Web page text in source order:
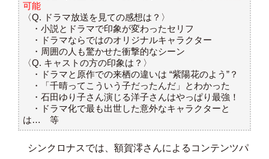
可能
〈Q. ドラマ放送を見ての感想は？〉
・小説とドラマで印象が変わったセリフ
・ドラマならではのオリジナルキャラクター
・周囲の人も驚かせた衝撃的なシーン
〈Q. キャストの方の印象は？〉
・ドラマと原作での来栖の違いは “紫陽花のよう”？
・「千晴ってこういう子だったんだ」とわかった
・石田ゆり子さん演じる洋子さんはやっぱり最強！
・ドラマ化で最も出世した意外なキャラクターと
は… 等
シンクロナスでは、額賀澪さんによるコンテンツパ